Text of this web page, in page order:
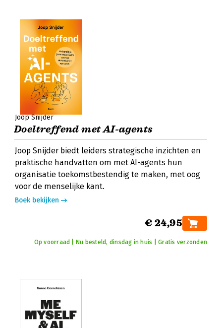
Joop Snijder
Doeltreffend met AI-agents
Joop Snijder biedt leiders strategische inzichten en
praktische handvatten om met AI-agents hun
organisatie toekomstbestendig te maken, met oog
voor de menselijke kant.
Boek bekijken
€ 24,95
Op voorraad | Nu besteld, dinsdag in huis | Gratis verzonden